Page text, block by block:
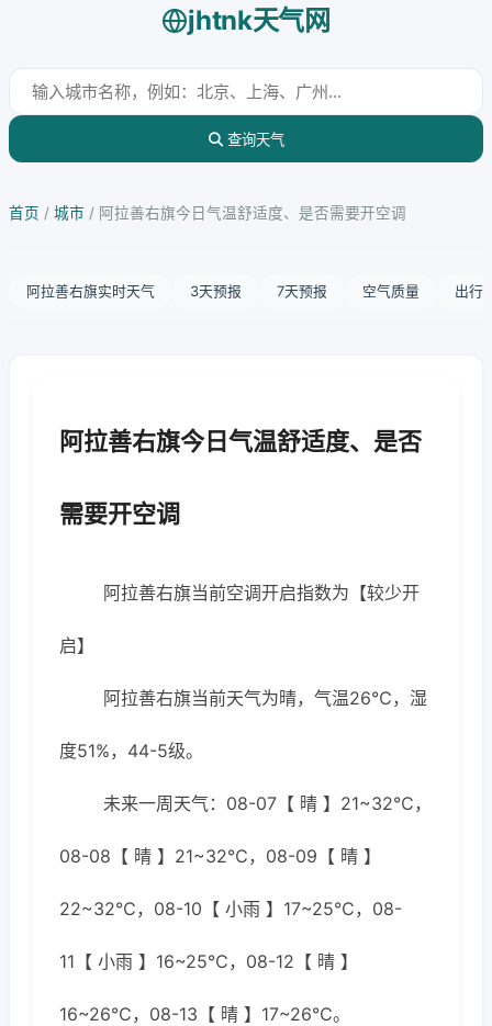
jhtnk天气网
查询天气
首页 / 城市 / 阿拉善右旗今日气温舒适度、是否需要开空调
阿拉善右旗实时天气 3天预报 7天预报 空气质量 出行
阿拉善右旗今日气温舒适度、是否
需要开空调
阿拉善右旗当前空调开启指数为【较少开
启】
阿拉善右旗当前天气为晴，气温26℃，湿
度51%，44-5级。
未来一周天气：08-07【 晴 】21~32℃，
08-08【 晴 】21~32℃，08-09【 晴 】
22~32℃，08-10【 小雨 】17~25℃，08-
11【 小雨 】16~25℃，08-12【 晴 】
16~26℃，08-13【 晴 】17~26℃。